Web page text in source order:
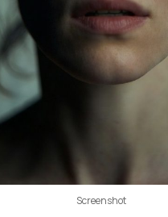
Screenshot